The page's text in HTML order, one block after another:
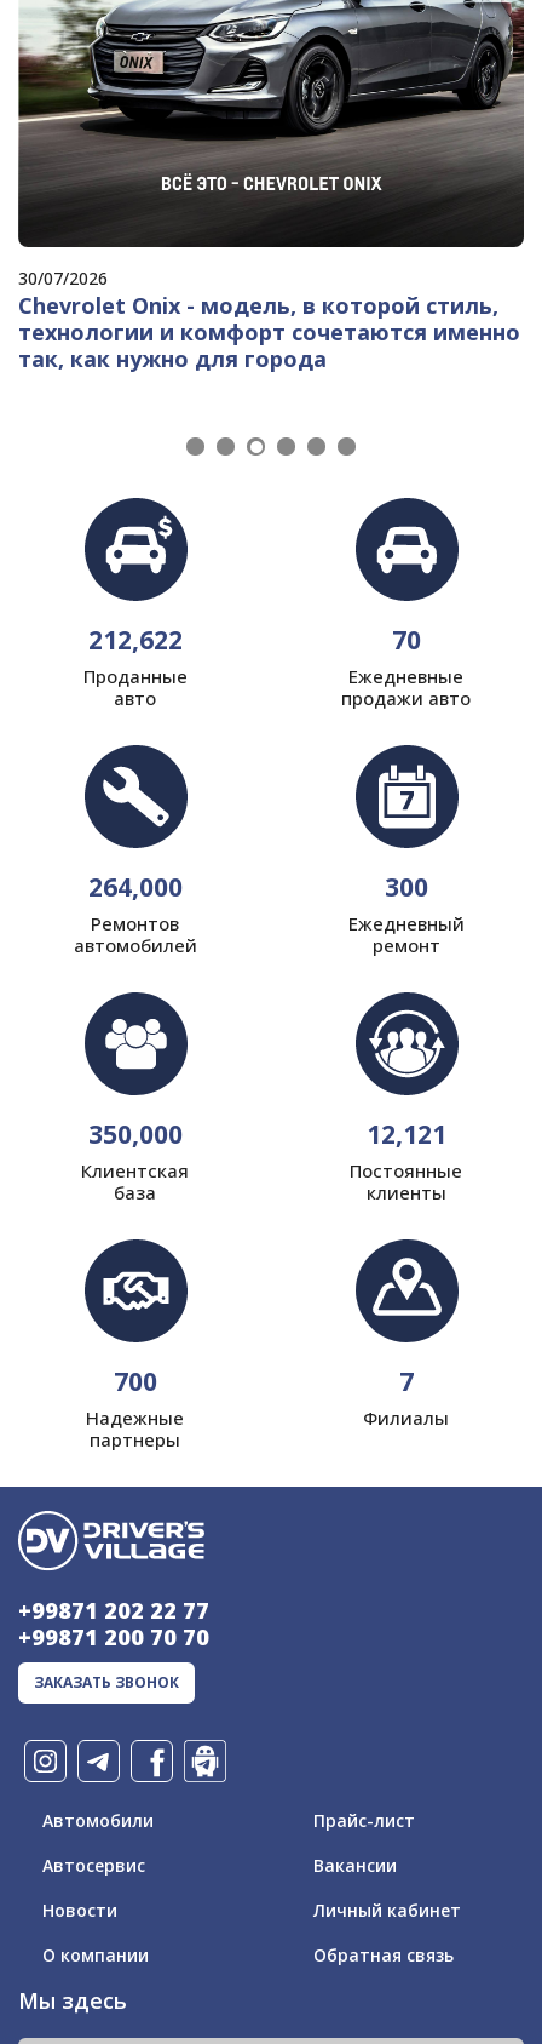
30/07/2026
Chevrolet Onix - модель, в которой стиль,
технологии и комфорт сочетаются именно
так, как нужно для города
212,622
Проданные
авто
70
Ежедневные
продажи авто
264,000
Ремонтов
автомобилей
300
Ежедневный
ремонт
350,000
Клиентская
база
12,121
Постоянные
клиенты
700
Надежные
партнеры
7
Филиалы
+99871 202 22 77
+99871 200 70 70
ЗАКАЗАТЬ ЗВОНОК
Автомобили
Автосервис
Новости
О компании
Прайс-лист
Вакансии
Личный кабинет
Обратная связь
Мы здесь